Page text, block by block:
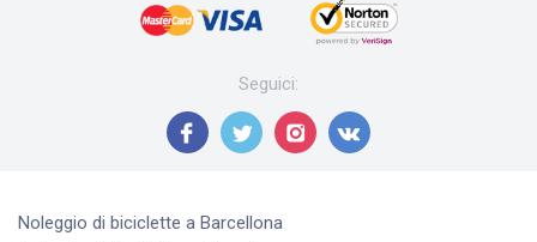
Seguici:
Noleggio di biciclette a Barcellona